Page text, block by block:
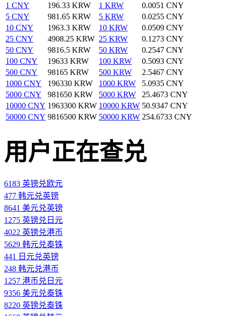
1 CNY
196.33 KRW 1 KRW
0.0051 CNY
5 CNY
981.65 KRW 5 KRW
0.0255 CNY
10 CNY
1963.3 KRW 10 KRW
0.0509 CNY
25 CNY
4908.25 KRW 25 KRW
0.1273 CNY
50 CNY
9816.5 KRW 50 KRW
0.2547 CNY
100 CNY
19633 KRW 100 KRW
0.5093 CNY
500 CNY
98165 KRW 500 KRW
2.5467 CNY
1000 CNY
196330 KRW 1000 KRW
5.0935 CNY
5000 CNY
981650 KRW 5000 KRW
25.4673 CNY
10000 CNY 1963300 KRW 10000 KRW 50.9347 CNY
50000 CNY 9816500 KRW 50000 KRW 254.6733 CNY
用户正在查兑
6183 英镑兑欧元
477 韩元兑英镑
8641 美元兑英镑
1275 英镑兑日元
4022 英镑兑港币
5629 韩元兑泰铢
441 日元兑英镑
248 韩元兑港币
1257 港币兑日元
9356 美元兑泰铢
8220 英镑兑泰铢